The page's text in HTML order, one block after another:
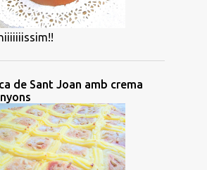
de Sant Joan amb crema